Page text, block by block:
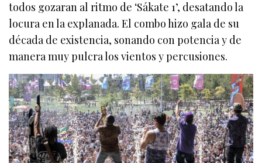
todos gozaran al ritmo de ‘Sákate 1’, desatando la
locura en la explanada. El combo hizo gala de su
década de existencia, sonando con potencia y de
manera muy pulcra los vientos y percusiones.